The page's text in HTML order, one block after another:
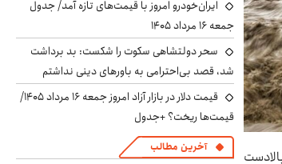
ایران‌خودرو امروز با قیمت‌های تازه آمد/ جدول
جمعه ۱۶ مرداد ۱۴۰۵
سحر دولتشاهی سکوت را شکست: بد برداشت
شد، قصد بی‌احترامی به باورهای دینی نداشتم
قیمت دلار در بازار آزاد امروز جمعه ۱۶ مرداد ۱۴۰۵/
قیمت‌ها ریخت؟ +جدول
آخرین مطالب